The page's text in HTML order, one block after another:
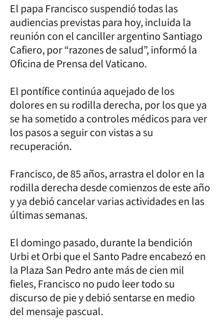
El papa Francisco suspendió todas las
audiencias previstas para hoy, incluida la
reunión con el canciller argentino Santiago
Cafiero, por “razones de salud”, informó la
Oficina de Prensa del Vaticano.
El pontífice continúa aquejado de los
dolores en su rodilla derecha, por los que ya
se ha sometido a controles médicos para ver
los pasos a seguir con vistas a su
recuperación.
Francisco, de 85 años, arrastra el dolor en la
rodilla derecha desde comienzos de este año
y ya debió cancelar varias actividades en las
últimas semanas.
El domingo pasado, durante la bendición
Urbi et Orbi que el Santo Padre encabezó en
la Plaza San Pedro ante más de cien mil
fieles, Francisco no pudo leer todo su
discurso de pie y debió sentarse en medio
del mensaje pascual.